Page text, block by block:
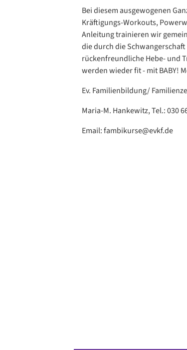
Bei diesem ausgewogenen
Kräftigungs-Workouts,
Anleitung trainieren wir
die durch die
rückenfreundliche Hebe- und
werden wieder fit - mit BABY!
Ev. Familienbildung/
Maria-M. Hankewitz, Tel.: 030
Email: fambikurse@evkf.de